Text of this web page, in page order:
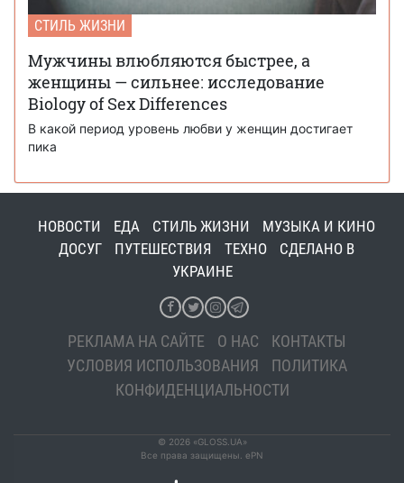
СТИЛЬ ЖИЗНИ
Мужчины влюбляются быстрее, а
женщины — сильнее: исследование
Biology of Sex Differences
В какой период уровень любви у женщин достигает
пика
НОВОСТИ ЕДА СТИЛЬ ЖИЗНИ
МУЗЫКА И КИНО
ДОСУГ
ПУТЕШЕСТВИЯ ТЕХНО
СДЕЛАНО В
УКРАИНЕ
РЕКЛАМА НА САЙТЕ О НАС
КОНТАКТЫ
УСЛОВИЯ ИСПОЛЬЗОВАНИЯ
ПОЛИТИКА
КОНФИДЕНЦИАЛЬНОСТИ
© 2026 «GLOSS.UA»
Все права защищены. ePN